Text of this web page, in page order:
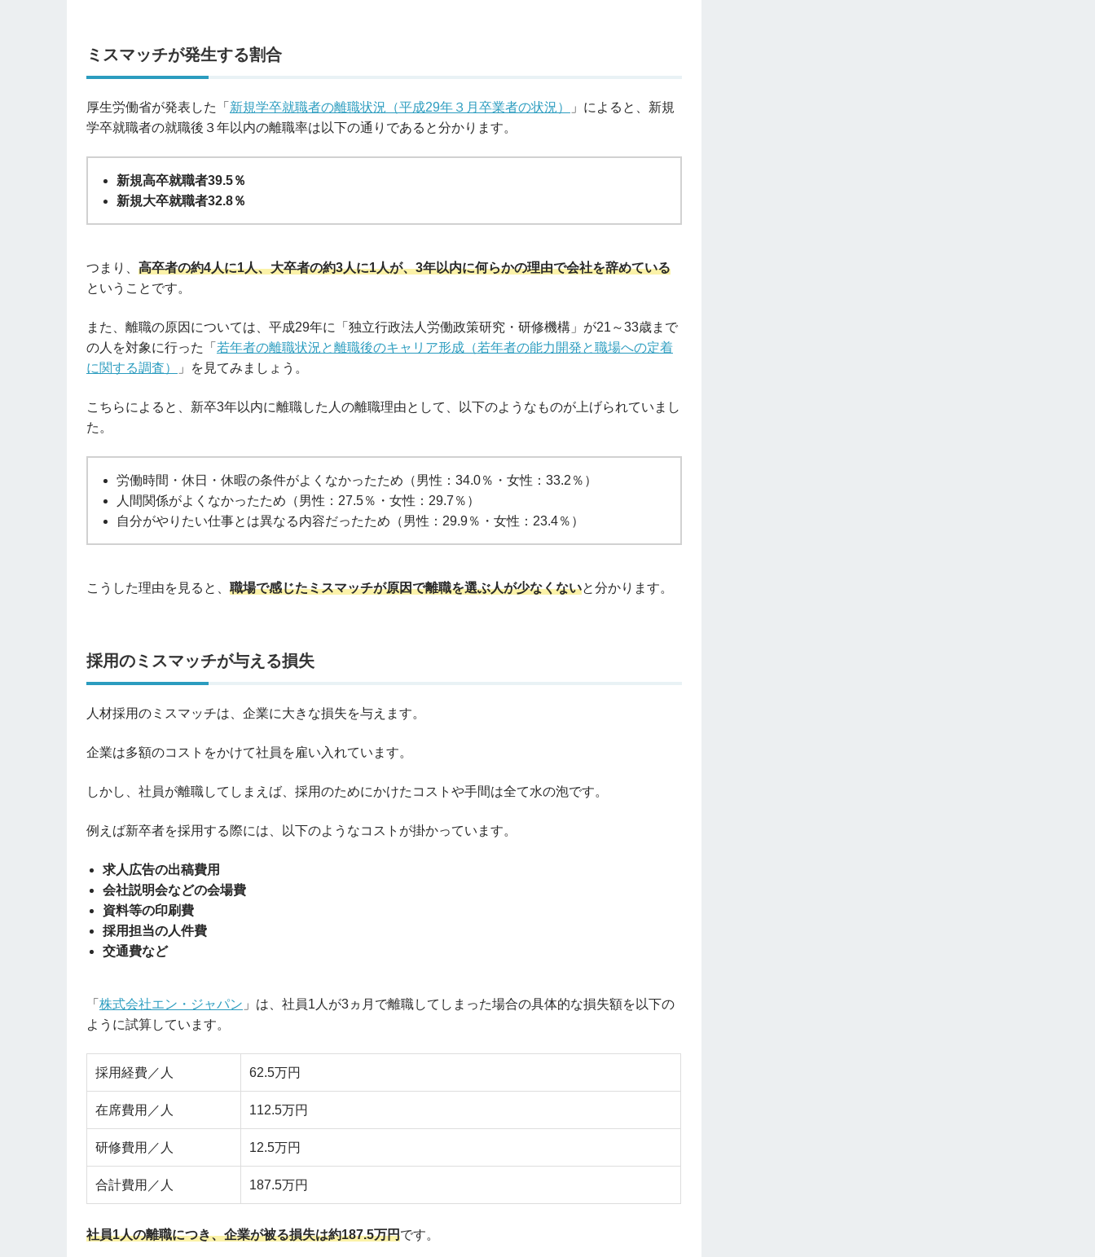
ミスマッチが発生する割合
厚生労働省が発表した「 新規学卒就職者の離職状況（平成29年３月卒業者の状況）
」によると、新規
学卒就職者の就職後３年以内の離職率は以下の通りであると分かります。
新規高卒就職者39.5％
新規大卒就職者32.8％
つまり、 高卒者の約4人に1人、大卒者の約3人に1人が、3年以内に何らかの理由で会社を辞めている
ということです。
また、離職の原因については、平成29年に「独立行政法人労働政策研究・研修機構」が21～33歳まで
の人を対象に行った「 若年者の離職状況と離職後のキャリア形成（若年者の能力開発と職場への定着
に関する調査）
」を見てみましょう。
こちらによると、新卒3年以内に離職した人の離職理由として、以下のようなものが上げられていまし
た。
労働時間・休日・休暇の条件がよくなかったため（男性：34.0％・女性：33.2％）
人間関係がよくなかったため（男性：27.5％・女性：29.7％）
自分がやりたい仕事とは異なる内容だったため（男性：29.9％・女性：23.4％）
こうした理由を見ると、 職場で感じたミスマッチが原因で離職を選ぶ人が少なくないと分かります。
採用のミスマッチが与える損失
人材採用のミスマッチは、企業に大きな損失を与えます。
企業は多額のコストをかけて社員を雇い入れています。
しかし、社員が離職してしまえば、採用のためにかけたコストや手間は全て水の泡です。
例えば新卒者を採用する際には、以下のようなコストが掛かっています。
求人広告の出稿費用
会社説明会などの会場費
資料等の印刷費
採用担当の人件費
交通費など
「 株式会社エン・ジャパン 」は、社員1人が3ヵ月で離職してしまった場合の具体的な損失額を以下の
ように試算しています。
採用経費／人 62.5万円
在席費用／人 112.5万円
研修費用／人 12.5万円
合計費用／人 187.5万円
社員1人の離職につき、企業が被る損失は約187.5万円です。